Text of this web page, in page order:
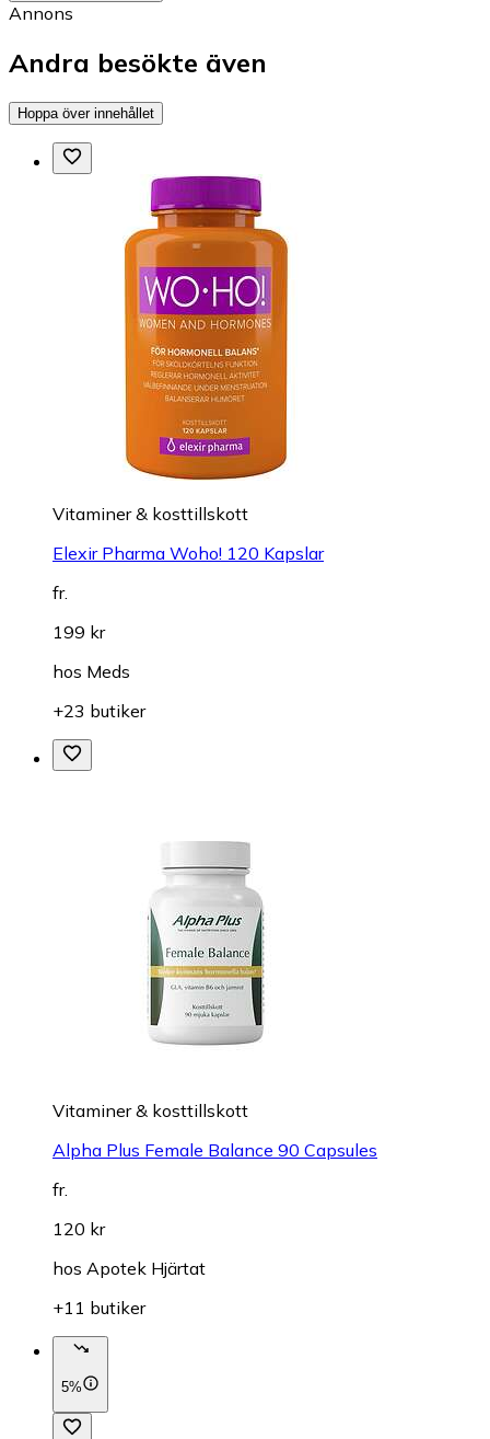
Annons
Andra besökte även
Hoppa över innehållet
Vitaminer & kosttillskott
Elexir Pharma Woho! 120 Kapslar
fr.
199 kr
hos Meds
+23 butiker
Vitaminer & kosttillskott
Alpha Plus Female Balance 90 Capsules
fr.
120 kr
hos Apotek Hjärtat
+11 butiker
5%